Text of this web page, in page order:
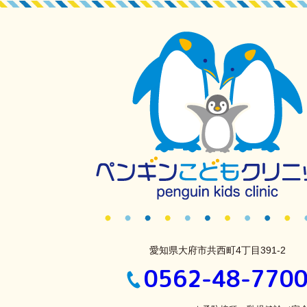
愛知県大府市共西町4丁目391-2
0562-48-